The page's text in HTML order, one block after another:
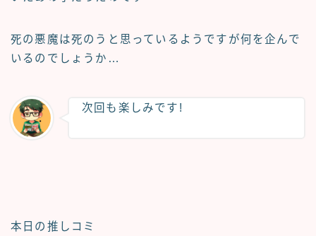
死の悪魔は死のうと思っているようですが何を企んで
いるのでしょうか…
次回も楽しみです!
本日の推しコミ